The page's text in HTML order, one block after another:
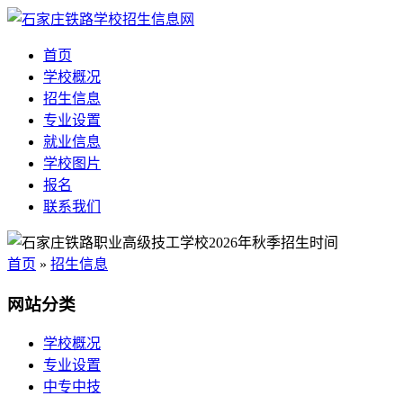
首页
学校概况
招生信息
专业设置
就业信息
学校图片
报名
联系我们
首页 » 招生信息
网站分类
学校概况
专业设置
中专中技